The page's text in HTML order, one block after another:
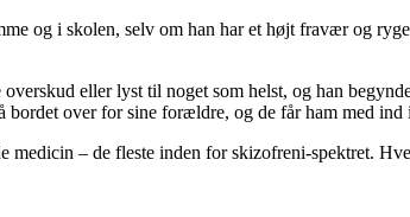
og i skolen, selv om han har et højt fravær og
eller lyst til noget som helst, og han
over for sine forældre, og de får ham med ind
– de fleste inden for skizofreni-spektret.